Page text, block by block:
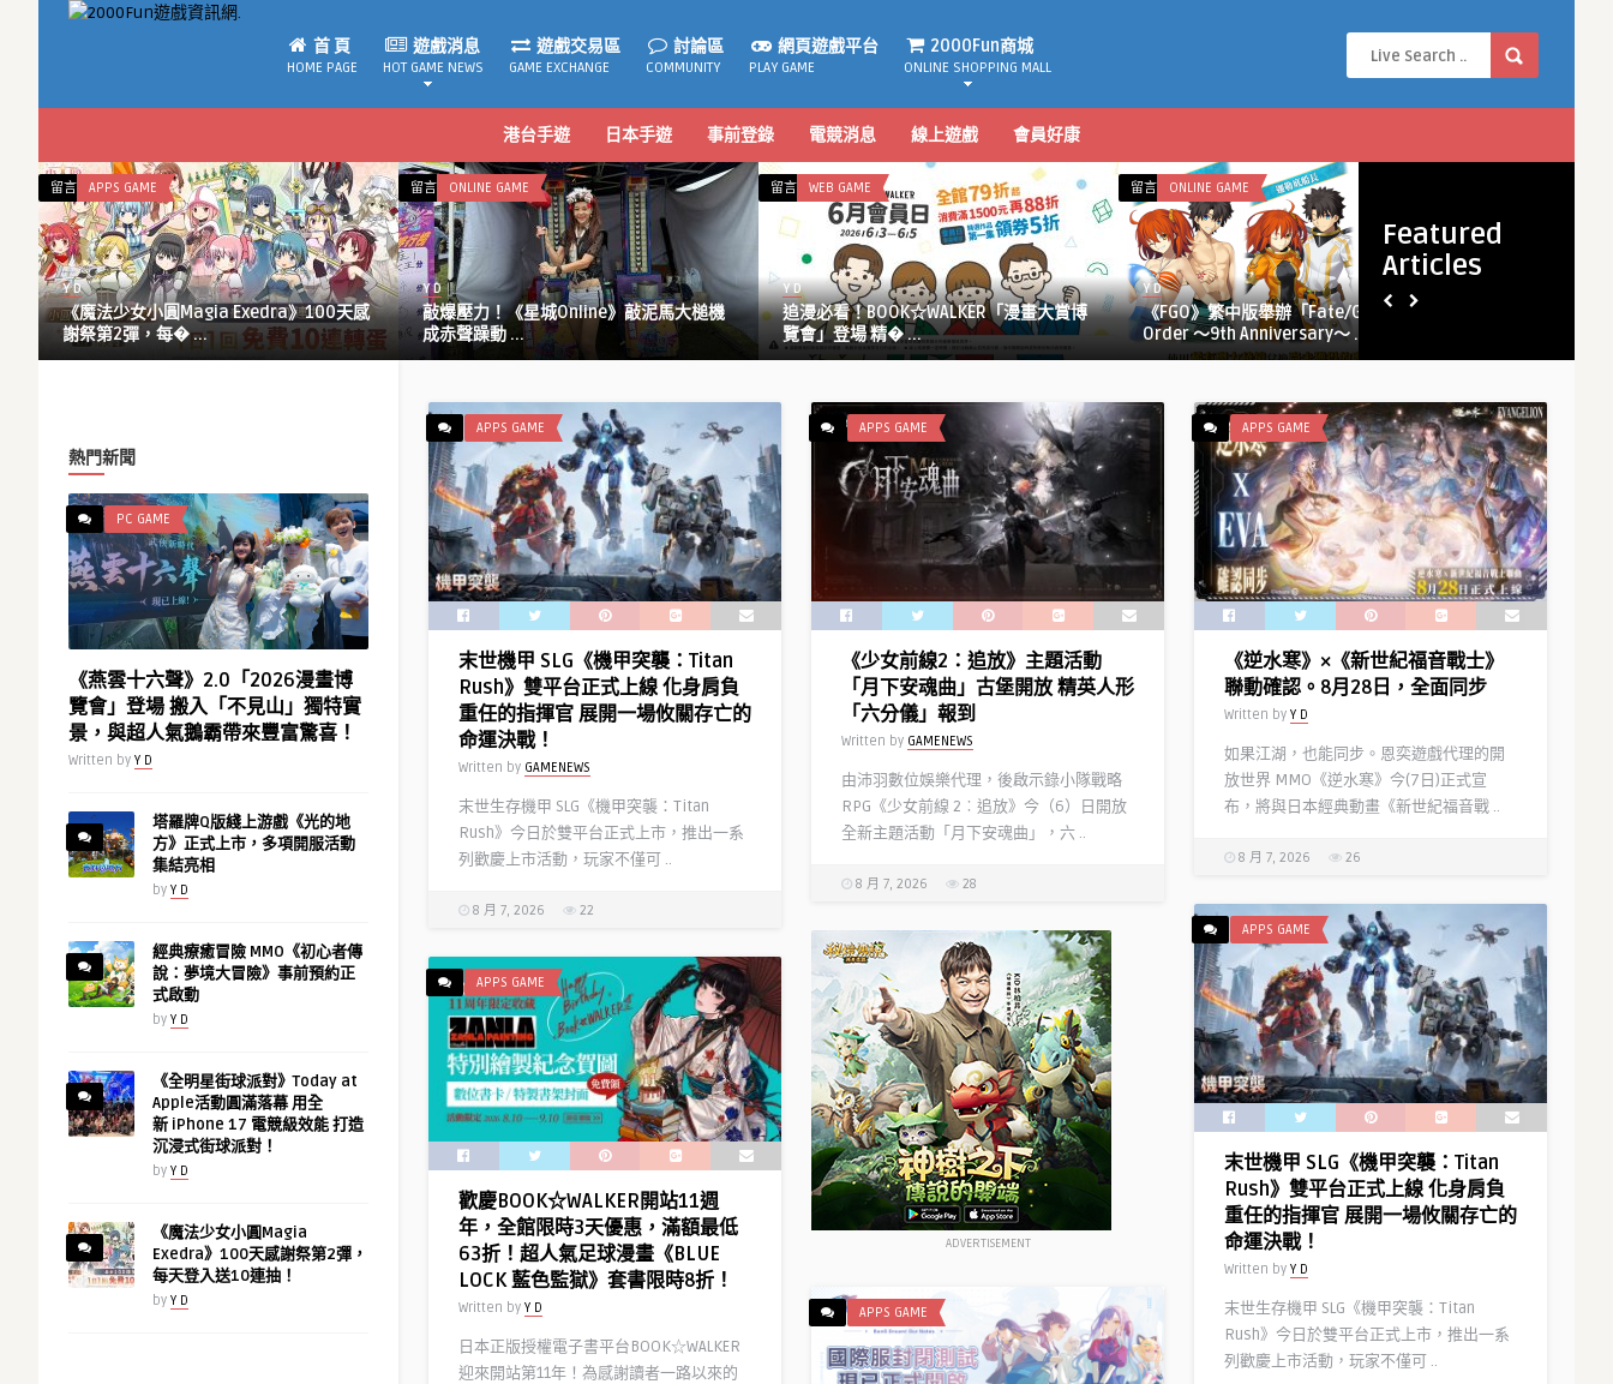
首 頁
HOME PAGE
遊戲消息
HOT GAME NEWS
遊戲交易區
GAME EXCHANGE
討論區
COMMUNITY
網頁遊戲平台
PLAY GAME
2000Fun商城
ONLINE SHOPPING MALL
港台手遊 日本手遊 事前登錄 電競消息 線上遊戲 會員好康
Featured
Articles
在
〈《魔
法
少
女
小
圓
天
感
謝
祭
第
2
每
入
送
10
抽！〉
中
留言功能已關閉
APPS GAME
Y D
《魔法少女小圓Magia Exedra》100天感
謝祭第2彈，每� ...
在
〈敲
爆
壓
力！
《星
城
馬
大
槌
機
成
赤
躁
留言功能已關閉
ONLINE GAME
Y D
敲爆壓力！《星城Online》敲泥馬大槌機
成赤聲躁動 ...
在
〈追
漫
看！
BOOK☆WALKER「漫
畫
留言功能已關閉
WEB GAME
Y D
追漫必看！BOOK☆WALKER「漫畫大賞博
覽會」登場 精� ...
在
〈《FGO》
繁
中
版
舉
辦
9th
Anniversary
者
空
留言功能已關閉
ONLINE GAME
Y D
《FGO》繁中版舉辦「Fate/Grand
Order ～9th Anniversary～ ...
界
RPG《異
環》
全
平
台
公
測
本
測
利
及
人
氣
角
色
「娜
情
熱門新聞
PC GAME
《燕雲十六聲》2.0「2026漫畫博
覽會」登場 搬入「不見山」獨特實
景，與超人氣鵝霸帶來豐富驚喜！
Written by Y D
塔羅牌Q版綫上游戲《光的地
方》正式上市，多項開服活動
集結亮相
by Y D
經典療癒冒險 MMO《初心者傳
說：夢境大冒險》事前預約正
式啟動
by Y D
《全明星街球派對》Today at
Apple活動圓滿落幕 用全
新 iPhone 17 電競級效能 打造
沉浸式街球派對！
by Y D
《魔法少女小圓Magia
Exedra》100天感謝祭第2彈，
每天登入送10連抽！
by Y D
APPS GAME
末世機甲 SLG《機甲突襲：Titan
Rush》雙平台正式上線 化身肩負
重任的指揮官 展開一場攸關存亡的
命運決戰！
Written by GAMENEWS
末世生存機甲 SLG《機甲突襲：Titan
Rush》今日於雙平台正式上市，推出一系
列歡慶上市活動，玩家不僅可 ..
8 月 7, 2026 22
APPS GAME
《少女前線2：追放》主題活動
「月下安魂曲」古堡開放 精英人形
「六分儀」報到
Written by GAMENEWS
由沛羽數位娛樂代理，後啟示錄小隊戰略
RPG《少女前線 2︰追放》今（6）日開放
全新主題活動「月下安魂曲」，六 ..
8 月 7, 2026 28
APPS GAME
《逆水寒》×《新世紀福音戰士》
聯動確認。8月28日，全面同步
Written by Y D
如果江湖，也能同步。恩奕遊戲代理的開
放世界 MMO《逆水寒》今(7日)正式宣
布，將與日本經典動畫《新世紀福音戰 ..
8 月 7, 2026 26
APPS GAME
末世機甲 SLG《機甲突襲：Titan
Rush》雙平台正式上線 化身肩負
重任的指揮官 展開一場攸關存亡的
命運決戰！
Written by Y D
末世生存機甲 SLG《機甲突襲：Titan
Rush》今日於雙平台正式上市，推出一系
列歡慶上市活動，玩家不僅可 ..
ADVERTISEMENT
APPS GAME
歡慶BOOK☆WALKER開站11週
年，全館限時3天優惠，滿額最低
63折！超人氣足球漫畫《BLUE
LOCK 藍色監獄》套書限時8折！
Written by Y D
日本正版授權電子書平台BOOK☆WALKER
迎來開站第11年！為感謝讀者一路以來的
APPS GAME